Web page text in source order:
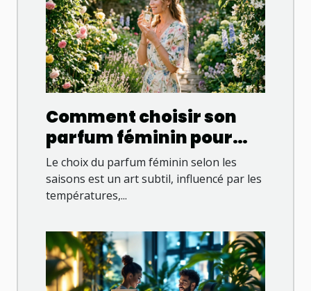
Comment choisir son
parfum féminin pour
chaque saison ?
Le choix du parfum féminin selon les
saisons est un art subtil, influencé par les
températures,...